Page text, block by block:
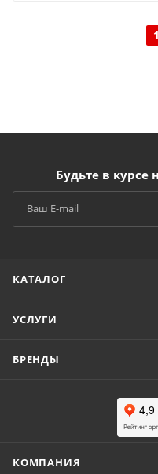
1
Будьте в курсе
КАТАЛОГ
УСЛУГИ
БРЕНДЫ
КОМПАНИЯ